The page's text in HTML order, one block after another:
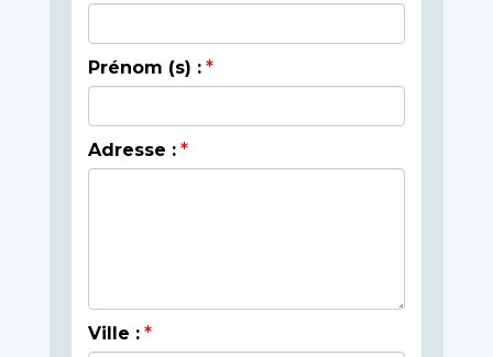
Prénom (s) :
Adresse :
Ville :